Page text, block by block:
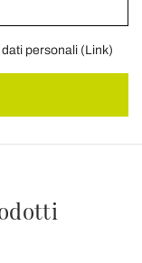
personali (Link)